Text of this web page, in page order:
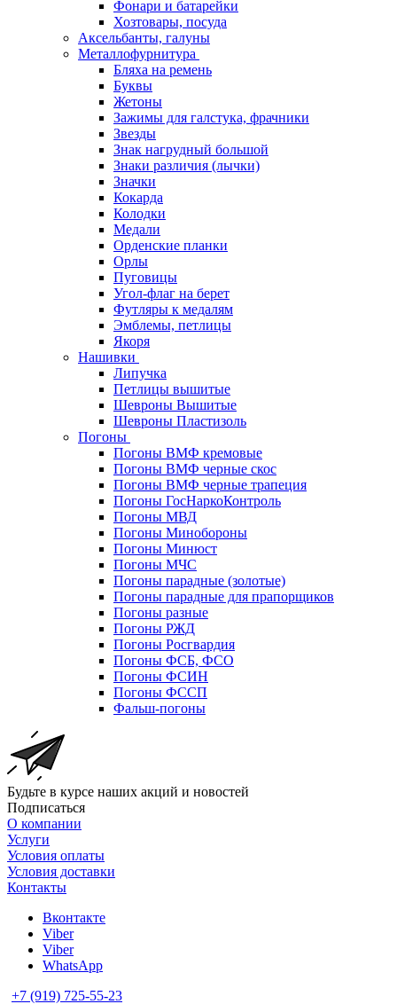
Фонари и батарейки
Хозтовары, посуда
Аксельбанты, галуны
Металлофурнитура
Бляха на ремень
Буквы
Жетоны
Зажимы для галстука, фрачники
Звезды
Знак нагрудный большой
Знаки различия (лычки)
Значки
Кокарда
Колодки
Медали
Орденские планки
Орлы
Пуговицы
Угол-флаг на берет
Футляры к медалям
Эмблемы, петлицы
Якоря
Нашивки
Липучка
Петлицы вышитые
Шевроны Вышитые
Шевроны Пластизоль
Погоны
Погоны ВМФ кремовые
Погоны ВМФ черные скос
Погоны ВМФ черные трапеция
Погоны ГосНаркоКонтроль
Погоны МВД
Погоны Минобороны
Погоны Минюст
Погоны МЧС
Погоны парадные (золотые)
Погоны парадные для прапорщиков
Погоны разные
Погоны РЖД
Погоны Росгвардия
Погоны ФСБ, ФСО
Погоны ФСИН
Погоны ФССП
Фальш-погоны
Будьте в курсе наших акций и новостей
Подписаться
О компании
Услуги
Условия оплаты
Условия доставки
Контакты
Вконтакте
Viber
Viber
WhatsApp
+7 (919) 725-55-23